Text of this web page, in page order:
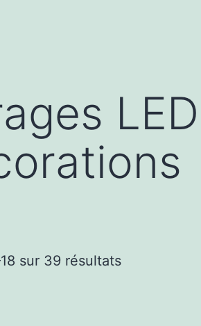
LED
sur 39 résultatsTrié